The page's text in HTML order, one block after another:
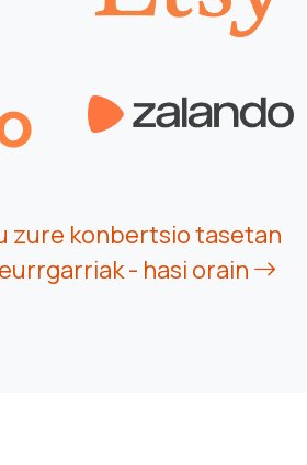
zure konbertsio tasetan
- hasi orain